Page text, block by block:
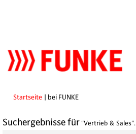
Startseite | bei FUNKE(aktuelle
Suchergebnisse für "Vertrieb & Sales".